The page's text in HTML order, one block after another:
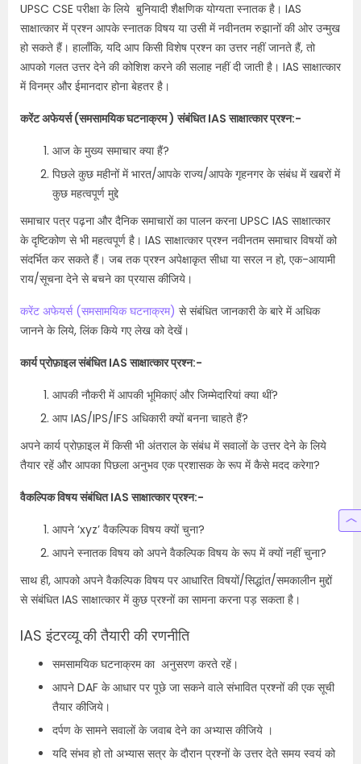
UPSC CSE परीक्षा के लिये बुनियादी शैक्षणिक योग्यता स्नातक है। IAS
साक्षात्कार में प्रश्न आपके स्नातक विषय या उसी में नवीनतम रुझानों की ओर उन्मुख
हो सकते हैं। हालाँकि, यदि आप किसी विशेष प्रश्न का उत्तर नहीं जानते हैं, तो
आपको गलत उत्तर देने की कोशिश करने की सलाह नहीं दी जाती है। IAS साक्षात्कार
में विनम्र और ईमानदार होना बेहतर है।
करेंट अफेयर्स (समसामयिक घटनाक्रम ) संबंधित IAS साक्षात्कार प्रश्न:-
आज के मुख्य समाचार क्या हैं?
पिछले कुछ महीनों में भारत/आपके राज्य/आपके गृहनगर के संबंध में खबरों में
कुछ महत्वपूर्ण मुद्दे
समाचार पत्र पढ़ना और दैनिक समाचारों का पालन करना UPSC IAS साक्षात्कार
के दृष्टिकोण से भी महत्वपूर्ण है। IAS साक्षात्कार प्रश्न नवीनतम समाचार विषयों को
संदर्भित कर सकते हैं। जब तक प्रश्न अपेक्षाकृत सीधा या सरल न हो, एक-आयामी
राय/सूचना देने से बचने का प्रयास कीजिये।
करेंट अफेयर्स (समसामयिक घटनाक्रम) से संबंधित जानकारी के बारे में अधिक
जानने के लिये, लिंक किये गए लेख को देखें।
कार्य प्रोफ़ाइल संबंधित IAS साक्षात्कार प्रश्न:-
आपकी नौकरी में आपकी भूमिकाएं और जिम्मेदारियां क्या थीं?
आप IAS/IPS/IFS अधिकारी क्यों बनना चाहते हैं?
अपने कार्य प्रोफ़ाइल में किसी भी अंतराल के संबंध में सवालों के उत्तर देने के लिये
तैयार रहें और आपका पिछला अनुभव एक प्रशासक के रूप में कैसे मदद करेगा?
वैकल्पिक विषय संबंधित IAS साक्षात्कार प्रश्न:-
आपने ‘xyz’ वैकल्पिक विषय क्यों चुना?
आपने स्नातक विषय को अपने वैकल्पिक विषय के रूप में क्यों नहीं चुना?
साथ ही, आपको अपने वैकल्पिक विषय पर आधारित विषयों/सिद्धांत/समकालीन मुद्दों
से संबंधित IAS साक्षात्कार में कुछ प्रश्नों का सामना करना पड़ सकता है।
IAS इंटरव्यू की तैयारी की रणनीति
समसामयिक घटनाक्रम का अनुसरण करते रहें।
आपने DAF के आधार पर पूछे जा सकने वाले संभावित प्रश्नों की एक सूची
तैयार कीजिये।
दर्पण के सामने सवालों के जवाब देने का अभ्यास कीजिये ।
यदि संभव हो तो अभ्यास सत्र के दौरान प्रश्नों के उत्तर देते समय स्वयं को